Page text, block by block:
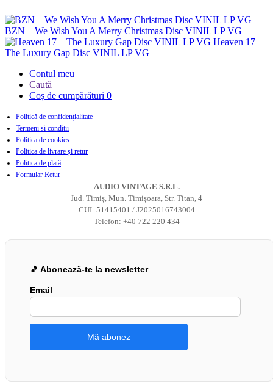
BZN – We Wish You A Merry Christmas Disc VINIL LP VG
Heaven 17 –
The Luxury Gap Disc VINIL LP VG
Contul meu
Caută
Coș de cumpărături 0
Politică de confidențialitate
Termeni si conditii
Politica de cookies
Politica de livrare și retur
Politica de plată
Formular Retur
AUDIO VINTAGE S.R.L.
Jud. Timiș, Mun. Timișoara, Str. Titan, 4
CUI: 51415401 / J2025016743004
Telefon: +40 722 220 434
🎵 Abonează-te la newsletter
Email